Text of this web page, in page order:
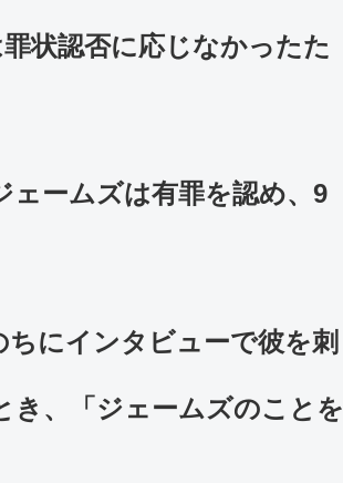
状認否に応じなかったた
ェームズは有罪を認め、9
にインタビューで彼を刺
、「ジェームズのことを